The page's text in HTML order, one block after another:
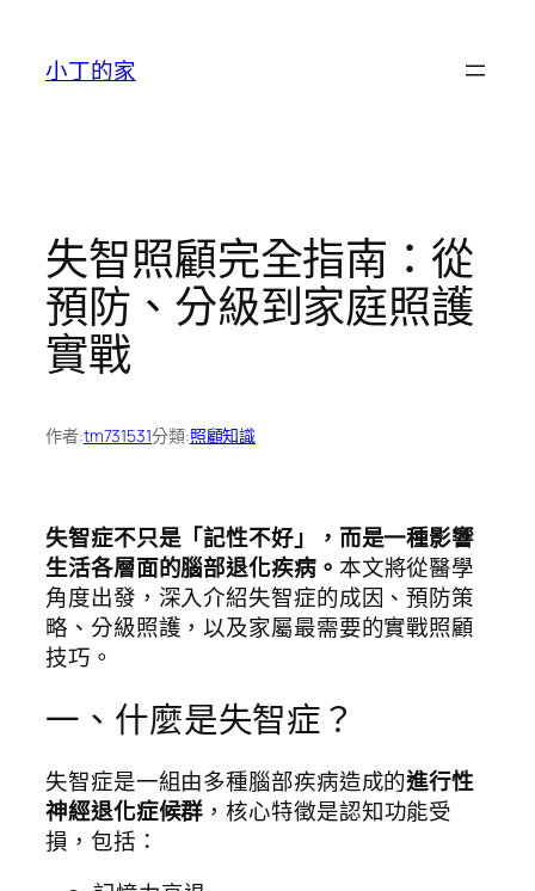
小丁的家
失智照顧完全指南：從
預防、分級到家庭照護
實戰
作者:tm731531分類:照顧知識
失智症不只是「記性不好」，而是一種影響
生活各層面的腦部退化疾病。 本文將從醫學
角度出發，深入介紹失智症的成因、預防策
略、分級照護，以及家屬最需要的實戰照顧
技巧。
一、什麼是失智症？
失智症是一組由多種腦部疾病造成的進行性
神經退化症候群 ，核心特徵是認知功能受
損，包括：